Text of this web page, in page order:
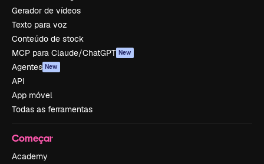
Gerador de vídeos
Texto para voz
Conteúdo de stock
MCP para Claude/ChatGPT New
Agentes New
API
App móvel
Todas as ferramentas
Começar
Academy